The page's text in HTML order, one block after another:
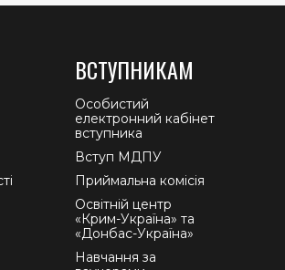
ВСТУПНИКАМ
Особистий
електронний кабінет
вступника
Вступ МДПУ
Приймальна комісія
Освітній центр
«Крим-Україна» та
«Донбас-Україна»
Навчання за